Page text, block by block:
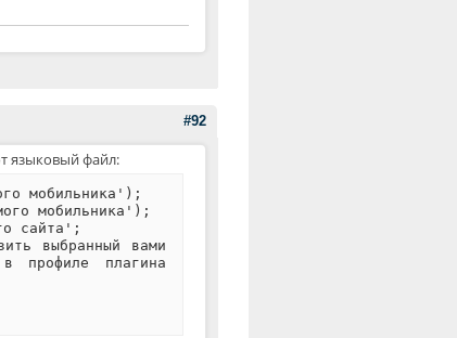
#92
языковый файл:
мобильника');
мобильника');
сайта';
выбранный вами
профиле плагина